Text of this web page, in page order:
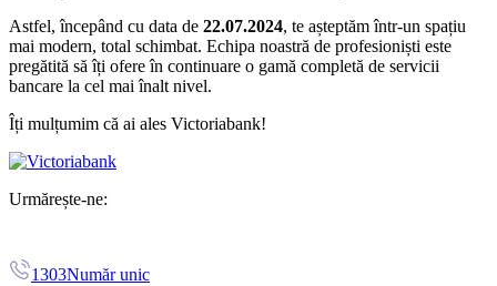
Astfel, începând cu data de 22.07.2024, te așteptăm într-un spațiu
mai modern, total schimbat. Echipa noastră de profesioniști este
pregătită să îți ofere în continuare o gamă completă de servicii
bancare la cel mai înalt nivel.
Îți mulțumim că ai ales Victoriabank!
Urmărește-ne:
1303Număr unic